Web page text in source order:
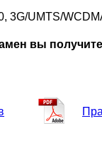
3G/UMTS/
вы